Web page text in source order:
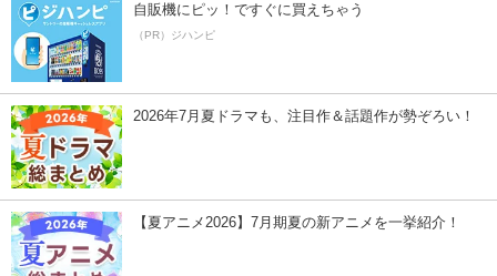
自販機にピッ！ですぐに買えちゃう
（PR）ジハンピ
2026年7月夏ドラマも、注目作＆話題作が勢ぞろい！
【夏アニメ2026】7月期夏の新アニメを一挙紹介！